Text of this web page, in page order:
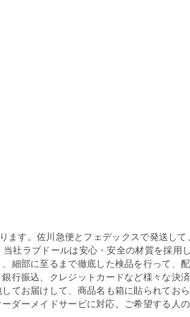
す。佐川急便とフェデックスで発送して
社ラブドールは安心・安全の材質を採用
細部に至るまで徹底した検品を行って、
行振込、クレジットカードなど様々な決
てお届けして、商品名も箱に貼られて
ダーメイドサービに対応。ご希望する